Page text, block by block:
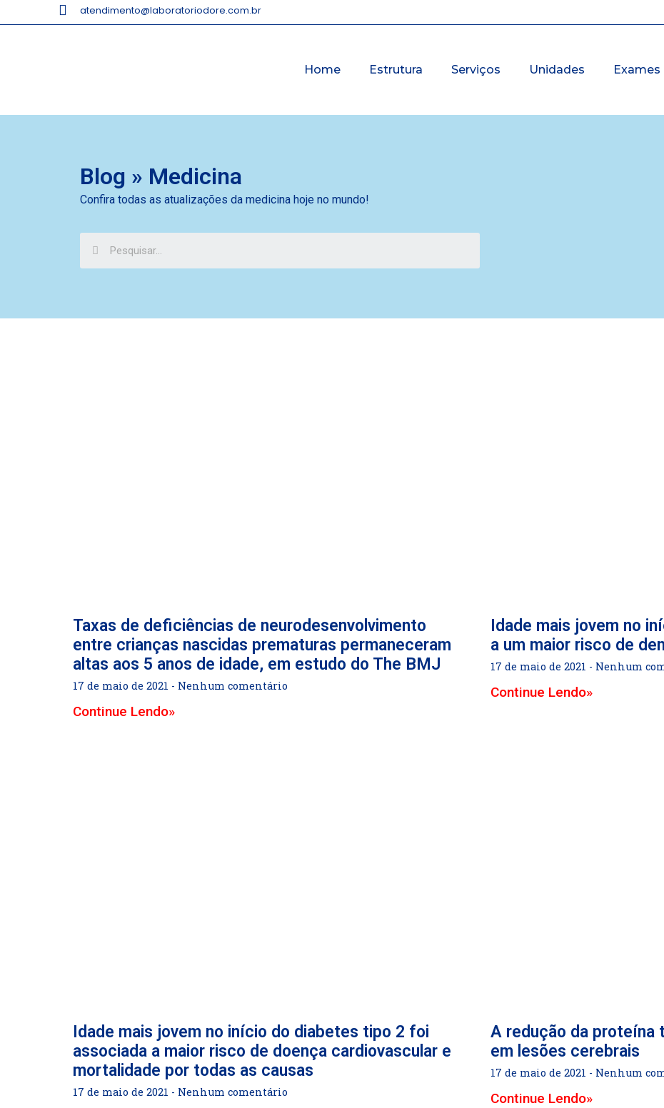
atendimento@laboratoriodore.com.br
Home Estrutura Serviços Unidades Exames
Blog » Medicina
Confira todas as atualizações da medicina hoje no mundo!
Taxas de deficiências de neurodesenvolvimento
entre crianças nascidas prematuras permaneceram
altas aos 5 anos de idade, em estudo do The BMJ
17 de maio de 2021 Nenhum comentário
Continue Lendo»
Idade mais jovem no
a um maior risco de
17 de maio de 2021 Nenhum
Continue Lendo»
Idade mais jovem no início do diabetes tipo 2 foi
associada a maior risco de doença cardiovascular e
mortalidade por todas as causas
17 de maio de 2021 Nenhum comentário
A redução da proteína
em lesões cerebrais
17 de maio de 2021 Nenhum
Continue Lendo»